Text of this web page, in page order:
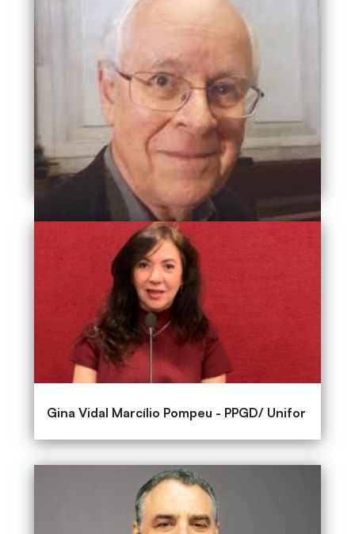
Enrique Leff - Universidade Nacional
Autônoma do México
Gina Vidal Marcílio Pompeu - PPGD/ Unifor